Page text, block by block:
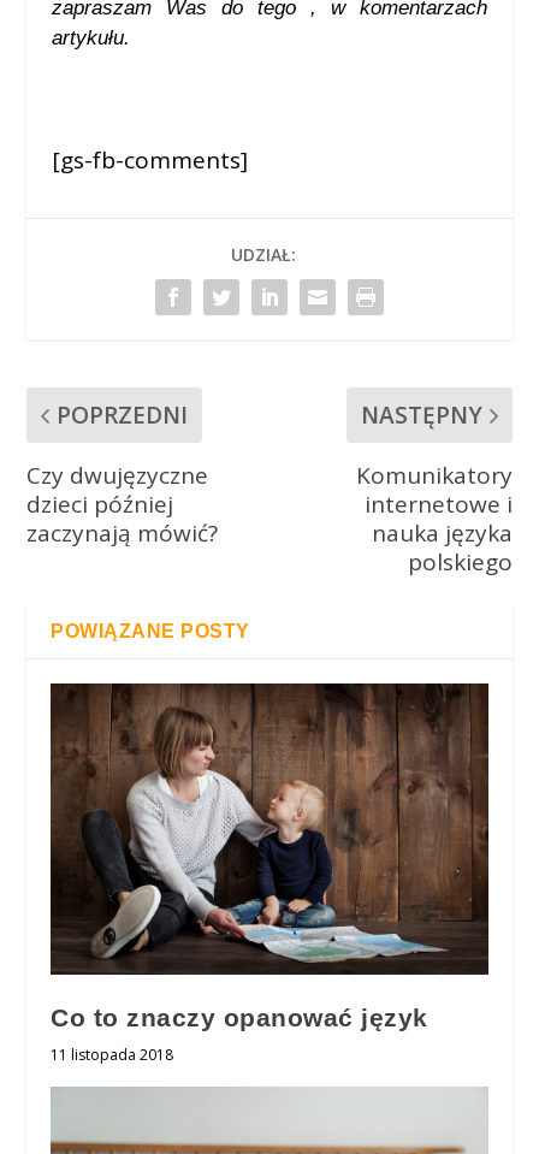
zapraszam Was do tego , w komentarzach
artykułu.
[gs-fb-comments]
UDZIAŁ:
POPRZEDNI
Czy dwujęzyczne
dzieci później
zaczynają mówić?
NASTĘPNY
Komunikatory
internetowe i
nauka języka
polskiego
POWIĄZANE POSTY
Co to znaczy opanować język
11 listopada 2018